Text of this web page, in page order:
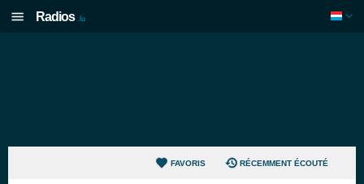
Radios .lu
FAVORIS RÉCEMMENT ÉCOUTÉ